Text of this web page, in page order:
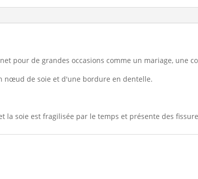
pour de grandes occasions comme un mariage, une
nœud de soie et d'une bordure en dentelle.
la soie est fragilisée par le temps et présente des